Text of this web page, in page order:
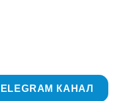
КАНАЛ